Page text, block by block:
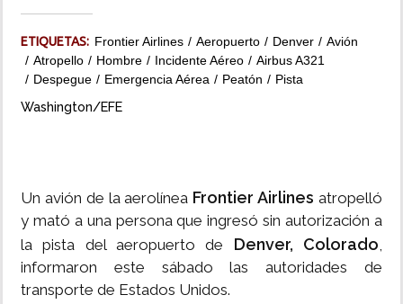
ETIQUETAS: Frontier Airlines Aeropuerto Denver
Avión
Atropello
Hombre Incidente Aéreo
Airbus A321
Despegue
Emergencia Aérea Peatón Pista
Washington/EFE
Un avión de la aerolínea Frontier Airlines atropelló
y mató a una persona que ingresó sin autorización a
la pista del aeropuerto de Denver, Colorado,
informaron este sábado las autoridades de
transporte de Estados Unidos.